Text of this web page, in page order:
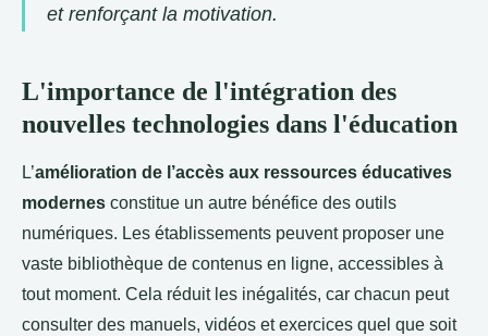
et renforçant la motivation.
L'importance de l'intégration des
nouvelles technologies dans l'éducation
L’amélioration de l’accès aux ressources éducatives
modernes constitue un autre bénéfice des outils
numériques. Les établissements peuvent proposer une
vaste bibliothèque de contenus en ligne, accessibles à
tout moment. Cela réduit les inégalités, car chacun peut
consulter des manuels, vidéos et exercices quel que soit